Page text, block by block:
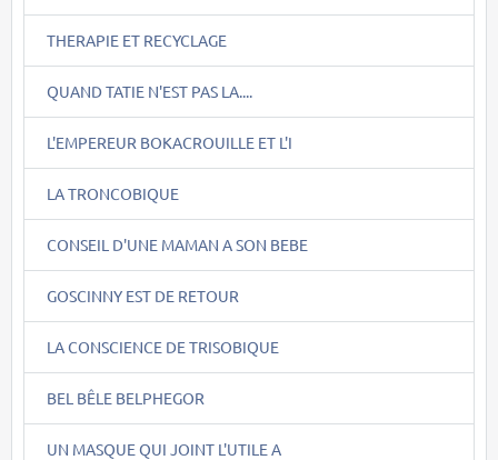
THERAPIE ET RECYCLAGE
QUAND TATIE N'EST PAS LA....
L'EMPEREUR BOKACROUILLE ET L'I
LA TRONCOBIQUE
CONSEIL D'UNE MAMAN A SON BEBE
GOSCINNY EST DE RETOUR
LA CONSCIENCE DE TRISOBIQUE
BEL BÊLE BELPHEGOR
UN MASQUE QUI JOINT L'UTILE A